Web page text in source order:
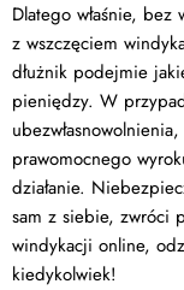
Dlatego właśnie,
z wszczęciem
dłużnik podejmie
pieniędzy. W
prawomocnego
działanie.
sam z siebie, zwróci
windykacji online,
kiedykolwiek!